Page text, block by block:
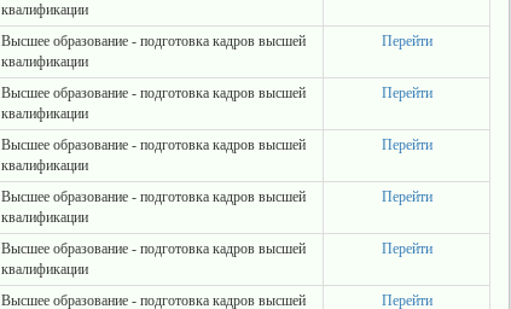
квалификации
Высшее образование - подготовка кадров высшей
квалификации
Перейти
Высшее образование - подготовка кадров высшей
квалификации
Перейти
Высшее образование - подготовка кадров высшей
квалификации
Перейти
Высшее образование - подготовка кадров высшей
квалификации
Перейти
Высшее образование - подготовка кадров высшей
квалификации
Перейти
Высшее образование - подготовка кадров высшей Перейти